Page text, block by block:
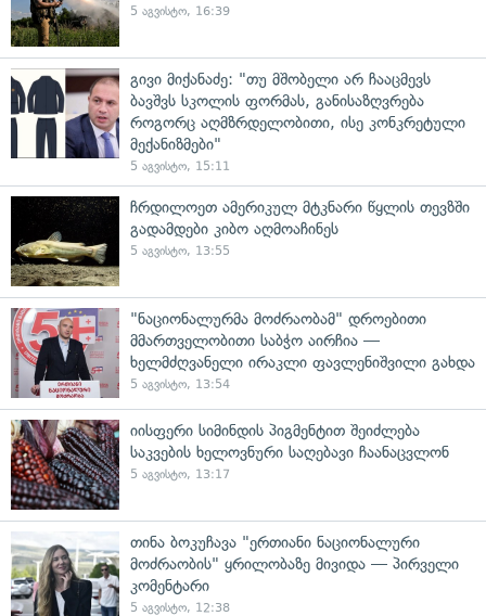
5 აგვისტო, 16:39
გივი მიქანაძე: "თუ მშობელი არ ჩააცმევს
ბავშვს სკოლის ფორმას, განისაზღვრება
როგორც აღმზრდელობითი, ისე კონკრეტული
მექანიზმები"
5 აგვისტო, 15:11
ჩრდილოეთ ამერიკულ მტკნარი წყლის თევზში
გადამდები კიბო აღმოაჩინეს
5 აგვისტო, 13:55
"ნაციონალურმა მოძრაობამ" დროებითი
მმართველობითი საბჭო აირჩია —
ხელმძღვანელი ირაკლი ფავლენიშვილი გახდა
5 აგვისტო, 13:54
იისფერი სიმინდის პიგმენტით შეიძლება
საკვების ხელოვნური საღებავი ჩაანაცვლონ
5 აგვისტო, 13:17
თინა ბოკუჩავა "ერთიანი ნაციონალური
მოძრაობის" ყრილობაზე მივიდა — პირველი
კომენტარი
5 აგვისტო, 12:38